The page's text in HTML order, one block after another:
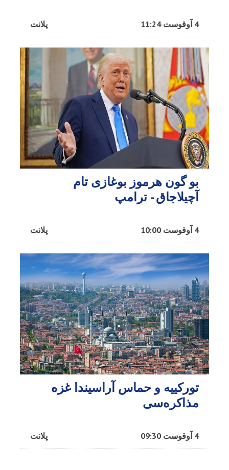
پلانت 4 آوقوست 11:24
بو گون هرموز بوغازی تام
آچیلاجاق - ترامپ
پلانت 4 آوقوست 10:00
تورکییه و حماس آراسیندا غزه
مذاکره‌سی
پلانت 4 آوقوست 09:30